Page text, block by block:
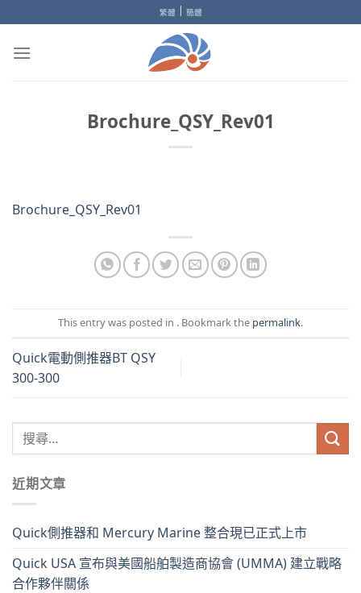
to
content
繁體 | 簡體
Brochure_QSY_Rev01
Brochure_QSY_Rev01
This entry was posted in . Bookmark the permalink.
Quick電動側推器BT QSY
300-300
近期文章
Quick側推器和 Mercury Marine 整合現已正式上市
Quick USA 宣布與美國船舶製造商協會 (UMMA) 建立戰略
合作夥伴關係